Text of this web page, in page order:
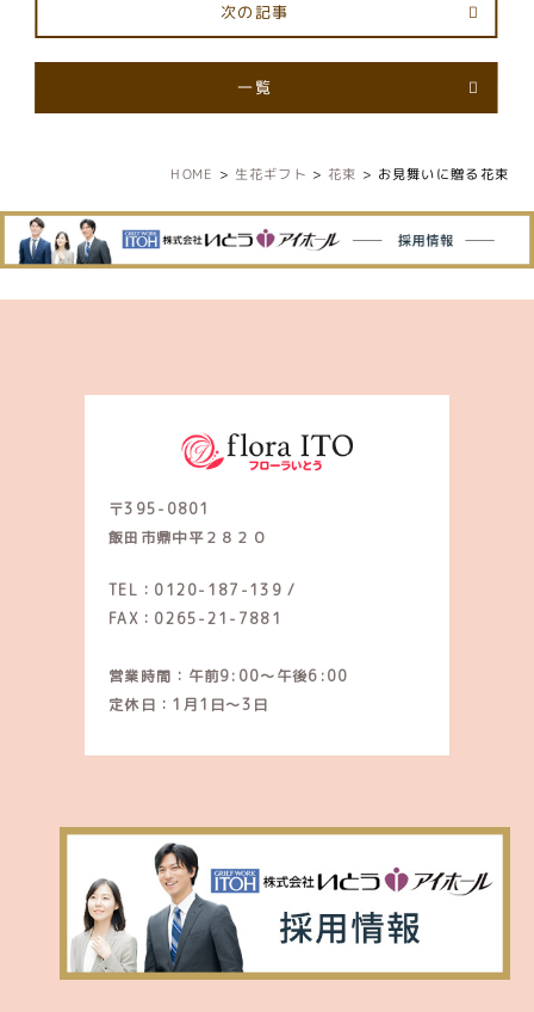
次の記事
一覧
HOME > 生花ギフト > 花束 > お見舞いに贈る花束
〒395-0801
飯田市鼎中平２８２０
TEL：0120-187-139 /
FAX：0265-21-7881
営業時間：午前9:00～午後6:00
定休日：1月1日～3日